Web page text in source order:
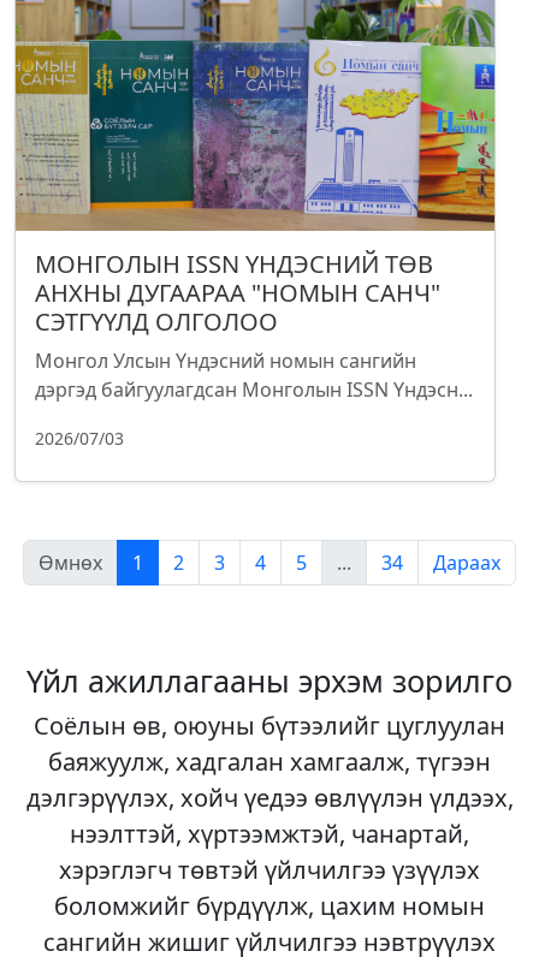
МОНГОЛЫН ISSN ҮНДЭСНИЙ ТӨВ
АНХНЫ ДУГААРАА "НОМЫН САНЧ"
СЭТГҮҮЛД ОЛГОЛОО
Монгол Улсын Үндэсний номын сангийн
дэргэд байгуулагдсан Монголын ISSN Үндэсн...
2026/07/03
Өмнөх 1 2 3 4 5 ... 34 Дараах
Үйл ажиллагааны эрхэм зорилго
Соёлын өв, оюуны бүтээлийг цуглуулан
баяжуулж, хадгалан хамгаалж, түгээн
дэлгэрүүлэх, хойч үедээ өвлүүлэн үлдээх,
нээлттэй, хүртээмжтэй, чанартай,
хэрэглэгч төвтэй үйлчилгээ үзүүлэх
боломжийг бүрдүүлж, цахим номын
сангийн жишиг үйлчилгээ нэвтрүүлэх